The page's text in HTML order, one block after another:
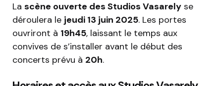
La scène ouverte des Studios Vasarely se
déroulera le jeudi 13 juin 2025. Les portes
ouvriront à 19h45, laissant le temps aux
convives de s’installer avant le début des
concerts prévu à 20h.